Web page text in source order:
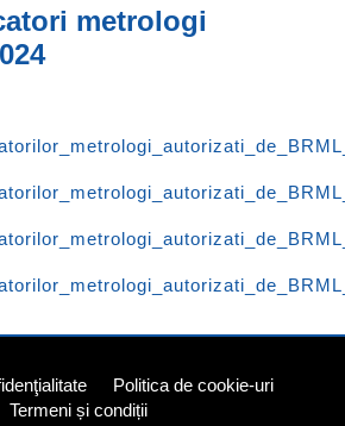
metrologi
Politica de cookie-uri
Termeni și condiții